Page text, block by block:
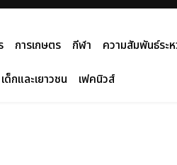
การเกษตร กีฬา
ความสัมพันธ์ระห
เด็กและเยาวชน เฟคนิวส์